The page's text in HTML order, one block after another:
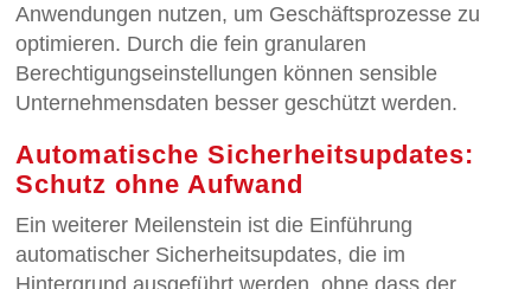
Anwendungen nutzen, um Geschäftsprozesse zu
optimieren. Durch die fein granularen
Berechtigungseinstellungen können sensible
Unternehmensdaten besser geschützt werden.
Automatische Sicherheitsupdates:
Schutz ohne Aufwand
Ein weiterer Meilenstein ist die Einführung
automatischer Sicherheitsupdates, die im
Hintergrund ausgeführt werden, ohne dass der